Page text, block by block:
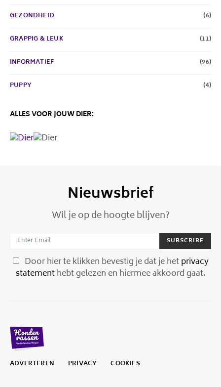
GEZONDHEID (6)
GRAPPIG & LEUK (11)
INFORMATIEF (96)
PUPPY (4)
ALLES VOOR JOUW DIER:
Nieuwsbrief
Wil je op de hoogte blijven?
SUBSCRIBE
Door hier te klikken bevestig je dat je hetprivacy
statementhebt gelezen en hiermee akkoord gaat.
ADVERTEREN PRIVACY COOKIES